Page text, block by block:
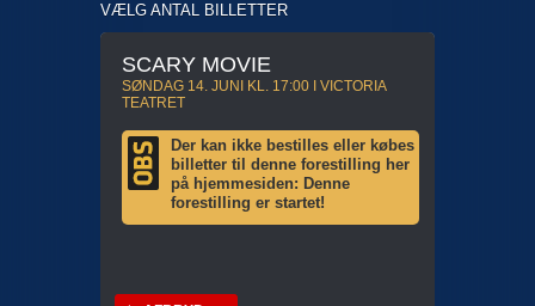
VÆLG ANTAL BILLETTER
SCARY MOVIE
SØNDAG 14. JUNI KL. 17:00 I VICTORIA
TEATRET
Der kan ikke bestilles eller købes
billetter til denne forestilling her
på hjemmesiden: Denne
forestilling er startet!